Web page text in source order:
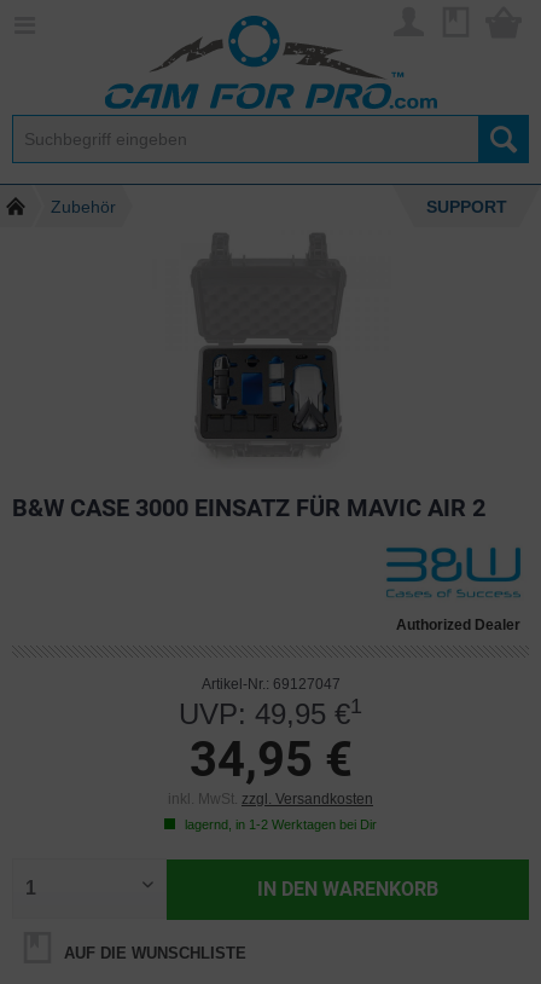
Zubehör SUPPORT
B&W CASE 3000 EINSATZ FÜR MAVIC AIR 2
Authorized Dealer
Artikel-Nr.: 69127047
UVP: 49,95 €1
34,95 €
inkl. MwSt. zzgl. Versandkosten
lagernd, in 1-2 Werktagen bei Dir
IN DEN WARENKORB
AUF DIE WUNSCHLISTE